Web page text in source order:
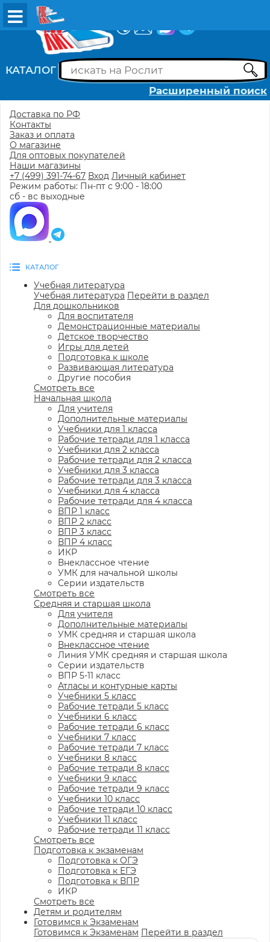
КАТАЛОГ
Расширенный поиск
Доставка по РФ
Контакты
Заказ и оплата
О магазине
Для оптовых покупателей
Наши магазины
+7 (499) 391-74-67 Вход Личный кабинет
Режим работы: Пн-пт с 9:00 - 18:00
сб - вс выходные
КАТАЛОГ
Учебная литература
Учебная литература Перейти в раздел
Для дошкольников
Для воспитателя
Демонстрационные материалы
Детское творчество
Игры для детей
Подготовка к школе
Развивающая литература
Другие пособия
Смотреть все
Начальная школа
Для учителя
Дополнительные материалы
Учебники для 1 класса
Рабочие тетради для 1 класса
Учебники для 2 класса
Рабочие тетради для 2 класса
Учебники для 3 класса
Рабочие тетради для 3 класса
Учебники для 4 класса
Рабочие тетради для 4 класса
ВПР 1 класс
ВПР 2 класс
ВПР 3 класс
ВПР 4 класс
ИКР
Внеклассное чтение
УМК для начальной школы
Серии издательств
Смотреть все
Средняя и старшая школа
Для учителя
Дополнительные материалы
УМК средняя и старшая школа
Внеклассное чтение
Линия УМК средняя и старшая школа
Серии издательств
ВПР 5-11 класс
Атласы и контурные карты
Учебники 5 класс
Рабочие тетради 5 класс
Учебники 6 класс
Рабочие тетради 6 класс
Учебники 7 класс
Рабочие тетради 7 класс
Учебники 8 класс
Рабочие тетради 8 класс
Учебники 9 класс
Рабочие тетради 9 класс
Учебники 10 класс
Рабочие тетради 10 класс
Учебники 11 класс
Рабочие тетради 11 класс
Смотреть все
Подготовка к экзаменам
Подготовка к ОГЭ
Подготовка к ЕГЭ
Подготовка к ВПР
ИКР
Смотреть все
Детям и родителям
Готовимся к Экзаменам
Готовимся к Экзаменам Перейти в раздел